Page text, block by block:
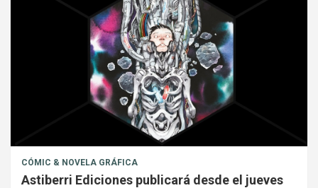
CÓMIC & NOVELA GRÁFICA
Astiberri Ediciones publicará desde el jueves